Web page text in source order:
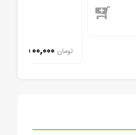
2,000,000 تومان